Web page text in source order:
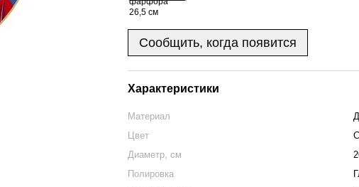
Сообщить, когда появится
Характеристики
Материал
Цвет
Диаметр, см
Полировка